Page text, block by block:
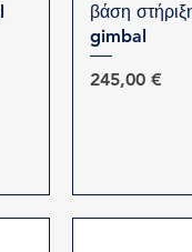
βάση
gimbal
Τιμή
245,00 €